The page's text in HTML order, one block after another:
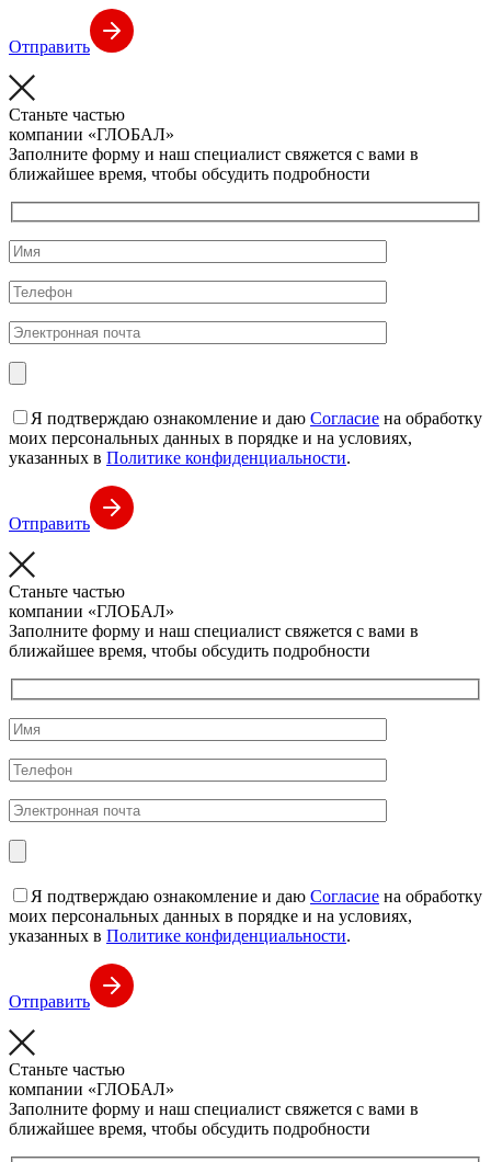
Отправить
Станьте частью
компании «ГЛОБАЛ»
Заполните форму и наш специалист свяжется с вами в
ближайшее время, чтобы обсудить подробности
Я подтверждаю ознакомление и даю Согласие на обработку
моих персональных данных в порядке и на условиях,
указанных в Политике конфиденциальности.
Отправить
Станьте частью
компании «ГЛОБАЛ»
Заполните форму и наш специалист свяжется с вами в
ближайшее время, чтобы обсудить подробности
Я подтверждаю ознакомление и даю Согласие на обработку
моих персональных данных в порядке и на условиях,
указанных в Политике конфиденциальности.
Отправить
Станьте частью
компании «ГЛОБАЛ»
Заполните форму и наш специалист свяжется с вами в
ближайшее время, чтобы обсудить подробности